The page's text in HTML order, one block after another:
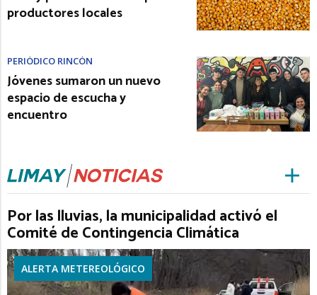
productores locales
PERIÓDICO RINCÓN
Jóvenes sumaron un nuevo
espacio de escucha y
encuentro
Por las lluvias, la municipalidad activó el
Comité de Contingencia Climática
ALERTA METEREOLÓGICO